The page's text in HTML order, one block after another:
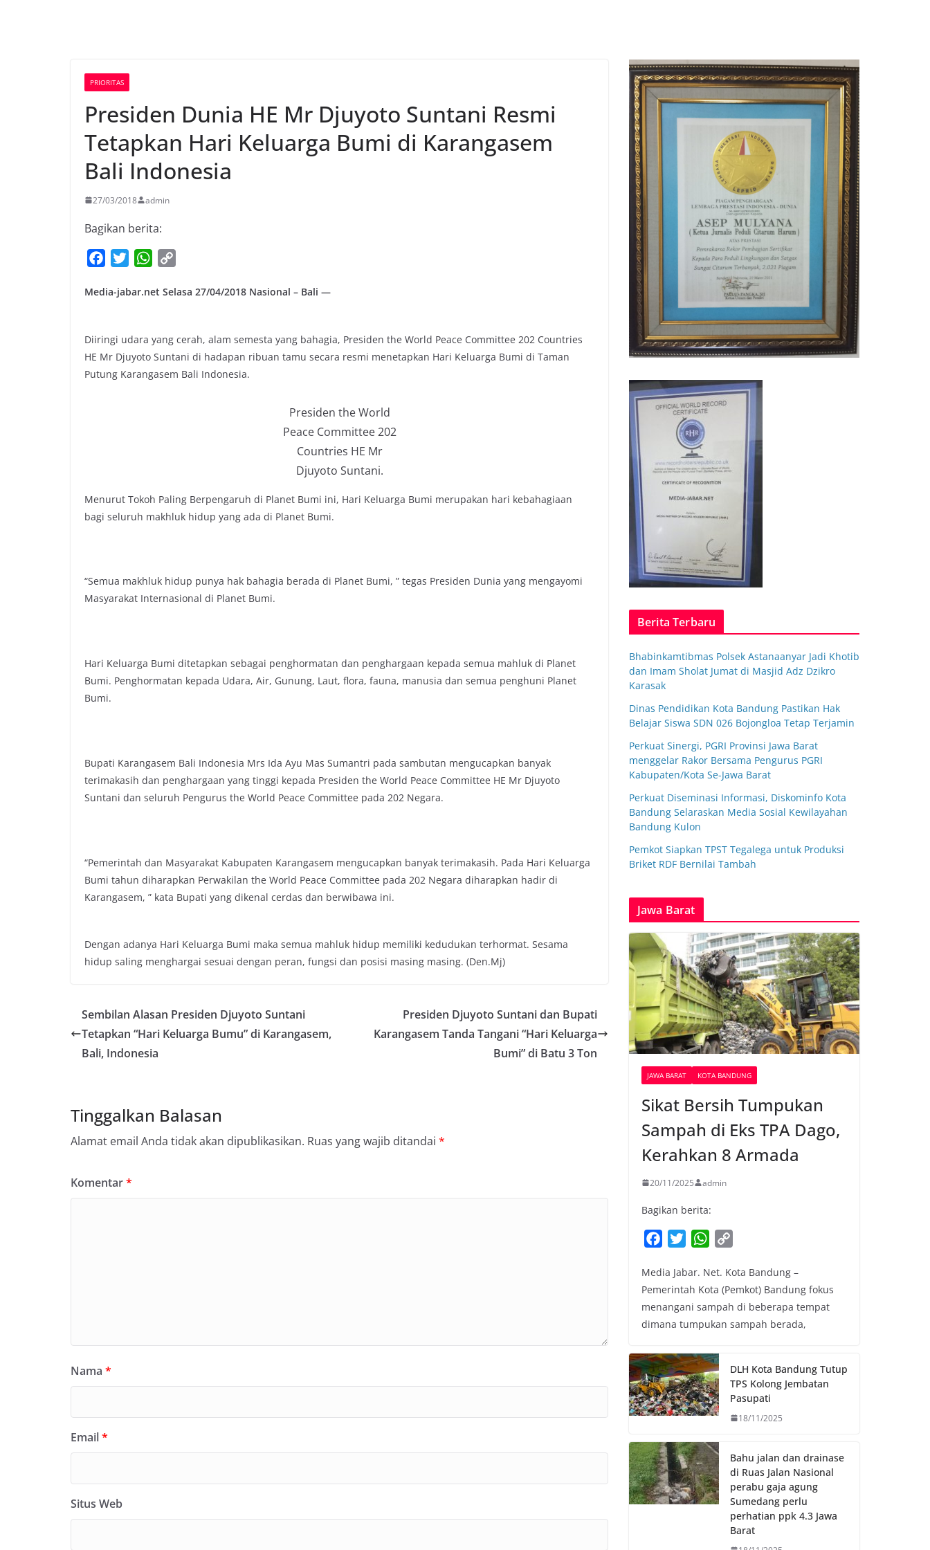
PRIORITAS
Presiden Dunia HE Mr Djuyoto Suntani Resmi
Tetapkan Hari Keluarga Bumi di Karangasem
Bali Indonesia
27/03/2018 admin
Bagikan berita:
c
o
i
e
r
W
a
A
p
p
i
Media-jabar.net Selasa 27/04/2018 Nasional – Bali —
Diiringi udara yang cerah, alam semesta yang bahagia, Presiden the World Peace Committee 202 Countries
HE Mr Djuyoto Suntani di hadapan ribuan tamu secara resmi menetapkan Hari Keluarga Bumi di Taman
Putung Karangasem Bali Indonesia.
Presiden the World
Peace Committee 202
Countries HE Mr
Djuyoto Suntani.
Menurut Tokoh Paling Berpengaruh di Planet Bumi ini, Hari Keluarga Bumi merupakan hari kebahagiaan
bagi seluruh makhluk hidup yang ada di Planet Bumi.
“Semua makhluk hidup punya hak bahagia berada di Planet Bumi, ” tegas Presiden Dunia yang mengayomi
Masyarakat Internasional di Planet Bumi.
Hari Keluarga Bumi ditetapkan sebagai penghormatan dan penghargaan kepada semua mahluk di Planet
Bumi. Penghormatan kepada Udara, Air, Gunung, Laut, flora, fauna, manusia dan semua penghuni Planet
Bumi.
Bupati Karangasem Bali Indonesia Mrs Ida Ayu Mas Sumantri pada sambutan mengucapkan banyak
terimakasih dan penghargaan yang tinggi kepada Presiden the World Peace Committee HE Mr Djuyoto
Suntani dan seluruh Pengurus the World Peace Committee pada 202 Negara.
“Pemerintah dan Masyarakat Kabupaten Karangasem mengucapkan banyak terimakasih. Pada Hari Keluarga
Bumi tahun diharapkan Perwakilan the World Peace Committee pada 202 Negara diharapkan hadir di
Karangasem, ” kata Bupati yang dikenal cerdas dan berwibawa ini.
Dengan adanya Hari Keluarga Bumi maka semua mahluk hidup memiliki kedudukan terhormat. Sesama
hidup saling menghargai sesuai dengan peran, fungsi dan posisi masing masing. (Den.Mj)
Sembilan Alasan Presiden Djuyoto Suntani
Tetapkan “Hari Keluarga Bumu” di Karangasem,
Bali, Indonesia
Presiden Djuyoto Suntani dan Bupati
Karangasem Tanda Tangani “Hari Keluarga
Bumi” di Batu 3 Ton
Tinggalkan Balasan
Alamat email Anda tidak akan dipublikasikan. Ruas yang wajib ditandai *
Komentar*
Nama *
Email*
Situs Web
Berita Terbaru
Bhabinkamtibmas Polsek Astanaanyar Jadi Khotib
dan Imam Sholat Jumat di Masjid Adz Dzikro
Karasak
Dinas Pendidikan Kota Bandung Pastikan Hak
Belajar Siswa SDN 026 Bojongloa Tetap Terjamin
Perkuat Sinergi, PGRI Provinsi Jawa Barat
menggelar Rakor Bersama Pengurus PGRI
Kabupaten/Kota Se-Jawa Barat
Perkuat Diseminasi Informasi, Diskominfo Kota
Bandung Selaraskan Media Sosial Kewilayahan
Bandung Kulon
Pemkot Siapkan TPST Tegalega untuk Produksi
Briket RDF Bernilai Tambah
Jawa Barat
JAWA BARAT KOTA BANDUNG
Sikat Bersih Tumpukan
Sampah di Eks TPA Dago,
Kerahkan 8 Armada
20/11/2025 admin
Bagikan berita:
c
e
b
o
k
i
t
t
e
W
a
t
s
A
p
p
y
L
i
k
Media Jabar. Net. Kota Bandung –
Pemerintah Kota (Pemkot) Bandung fokus
menangani sampah di beberapa tempat
dimana tumpukan sampah berada,
DLH Kota Bandung Tutup
TPS Kolong Jembatan
Pasupati
18/11/2025
Bahu jalan dan drainase
di Ruas Jalan Nasional
perabu gaja agung
Sumedang perlu
perhatian ppk 4.3 Jawa
Barat